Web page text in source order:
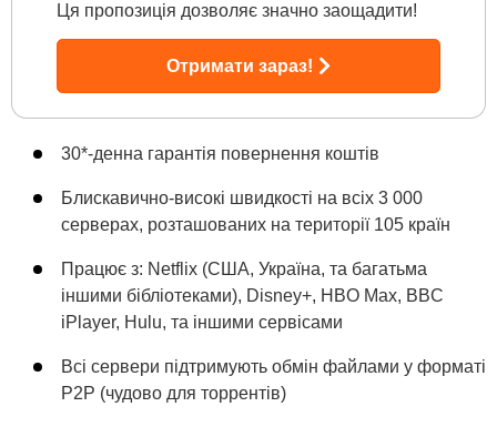
Ця пропозиція дозволяє значно заощадити!
Отримати зараз!
30*-денна гарантія повернення коштів
Блискавично-високі швидкості на всіх 3 000
серверах, розташованих на території 105 країн
Працює з: Netflix (США, Україна, та багатьма
іншими бібліотеками), Disney+, HBO Max, BBC
iPlayer, Hulu, та іншими сервісами
Всі сервери підтримують обмін файлами у форматі
P2P (чудово для торрентів)